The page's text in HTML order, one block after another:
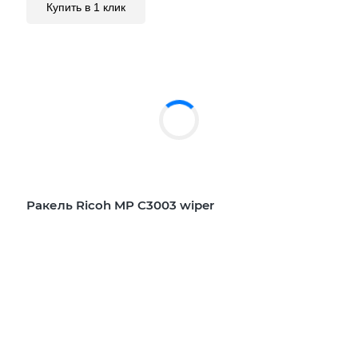
Купить в 1 клик
Ракель Ricoh MP C3003 wiper